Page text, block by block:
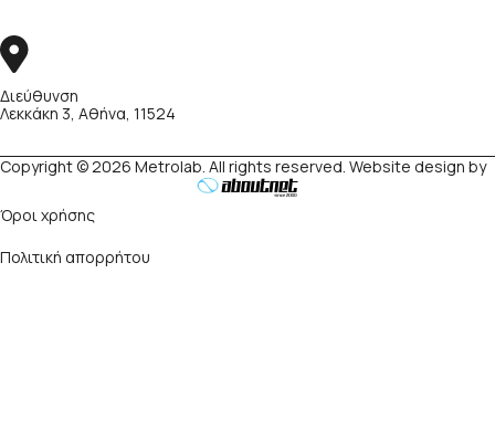
Διεύθυνση
Λεκκάκη 3, Αθήνα, 11524
Copyright © 2026 Metrolab. All rights reserved. Website design by
Όροι χρήσης
Πολιτική απορρήτου